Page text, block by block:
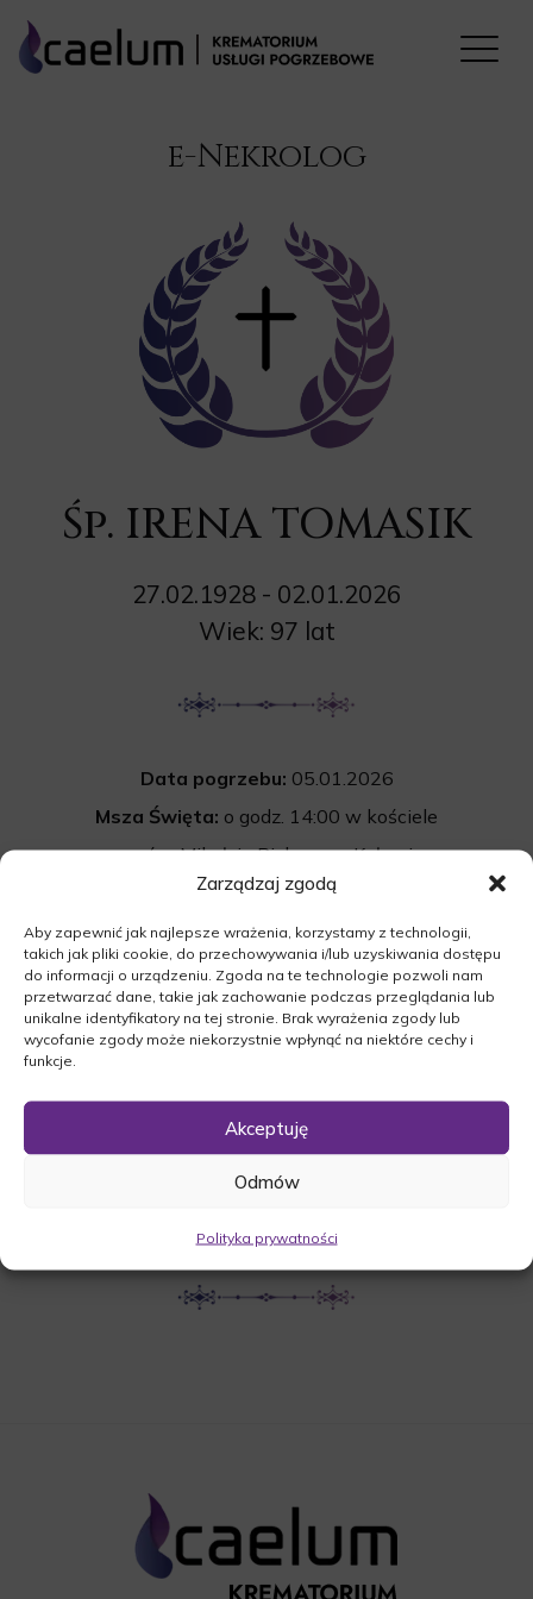
Zarządzaj zgodą
Aby zapewnić jak najlepsze wrażenia, korzystamy z technologii,
takich jak pliki cookie, do przechowywania i/lub uzyskiwania dostępu
do informacji o urządzeniu. Zgoda na te technologie pozwoli nam
przetwarzać dane, takie jak zachowanie podczas przeglądania lub
unikalne identyfikatory na tej stronie. Brak wyrażenia zgody lub
wycofanie zgody może niekorzystnie wpłynąć na niektóre cechy i
funkcje.
Akceptuję
Odmów
Polityka prywatności
e-Nekrolog
Śp. IRENA TOMASIK
27.02.1928 - 02.01.2026
Wiek: 97 lat
Data pogrzebu: 05.01.2026
Msza Święta: o godz. 14:00 w kościele
pw. św. Mikołaja Biskupa w Kaławie
Cmentarz:Uroczystość pogrzebowa
rozpocznie się po mszy św. na cmentarzu
komunalnym w Kaławie
66-300 Kaława
UDOSTĘPNIJ NEKROLOG
POBIERZ POWIADOMIENIE SMS